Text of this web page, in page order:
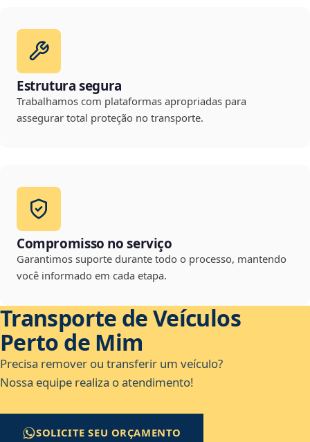
Estrutura segura
Trabalhamos com plataformas apropriadas para
assegurar total proteção no transporte.
Compromisso no serviço
Garantimos suporte durante todo o processo, mantendo
você informado em cada etapa.
Transporte de Veículos
Perto de Mim
Precisa remover ou transferir um veículo?
Nossa equipe realiza o atendimento!
SOLICITE SEU ORÇAMENTO